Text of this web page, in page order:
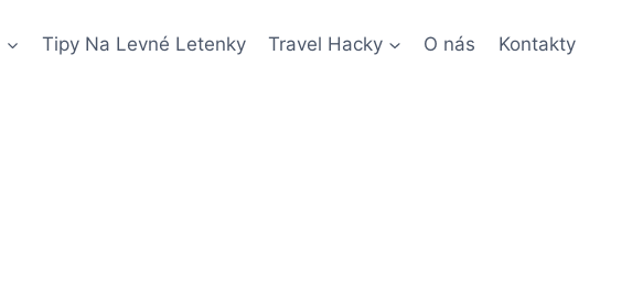
Tipy Na Levné Letenky Travel Hacky O nás Kontakty